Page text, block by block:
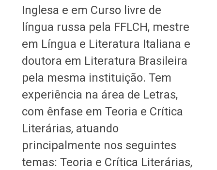
Inglesa e em Curso livre de
língua russa pela FFLCH, mestre
em Língua e Literatura Italiana e
doutora em Literatura Brasileira
pela mesma instituição. Tem
experiência na área de Letras,
com ênfase em Teoria e Crítica
Literárias, atuando
principalmente nos seguintes
temas: Teoria e Crítica Literárias,